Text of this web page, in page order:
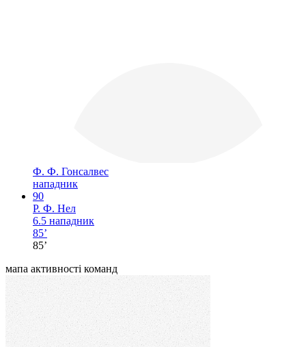
Ф. Ф. Гонсалвес
нападник
90
Р. Ф. Нел
6.5 нападник
85’
85’
мапа активності команд